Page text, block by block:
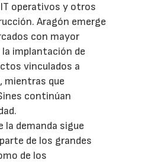
operativos y otros
Aragón emerge
con mayor
implantación de
vinculados a
mientras que
continúan
la demanda sigue
de los grandes
de los